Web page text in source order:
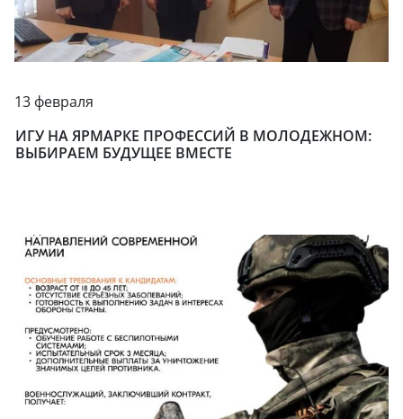
13 февраля
ИГУ НА ЯРМАРКЕ ПРОФЕССИЙ В МОЛОДЕЖНОМ:
ВЫБИРАЕМ БУДУЩЕЕ ВМЕСТЕ